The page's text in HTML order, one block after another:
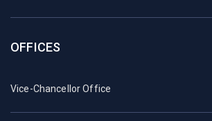
OFFICES
Vice-Chancellor Office